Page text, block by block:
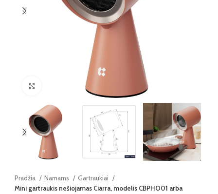
Paspauskite, kad padidintumėte
Pradžia Namams
Gartraukiai
Mini gartraukis nešiojamas Ciarra, modelis CBPHO01 arba